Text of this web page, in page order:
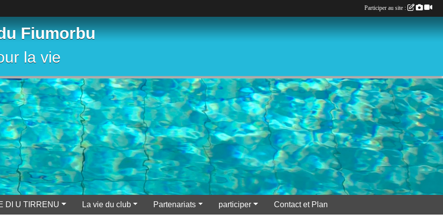
Fiumorbu
la vie
DI U TIRRENU La vie du club Partenariats participer Contact et Plan
Participer au site :